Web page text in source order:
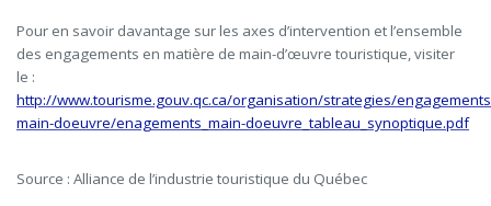
Pour en savoir davantage sur les axes d’intervention et l’ensemble
des engagements en matière de main-d’œuvre touristique, visiter
le :
http://www.tourisme.gouv.qc.ca/organisation/strategies/
main-doeuvre/enagements_main-doeuvre_tableau_synoptique.pdf
Source : Alliance de l’industrie touristique du Québec